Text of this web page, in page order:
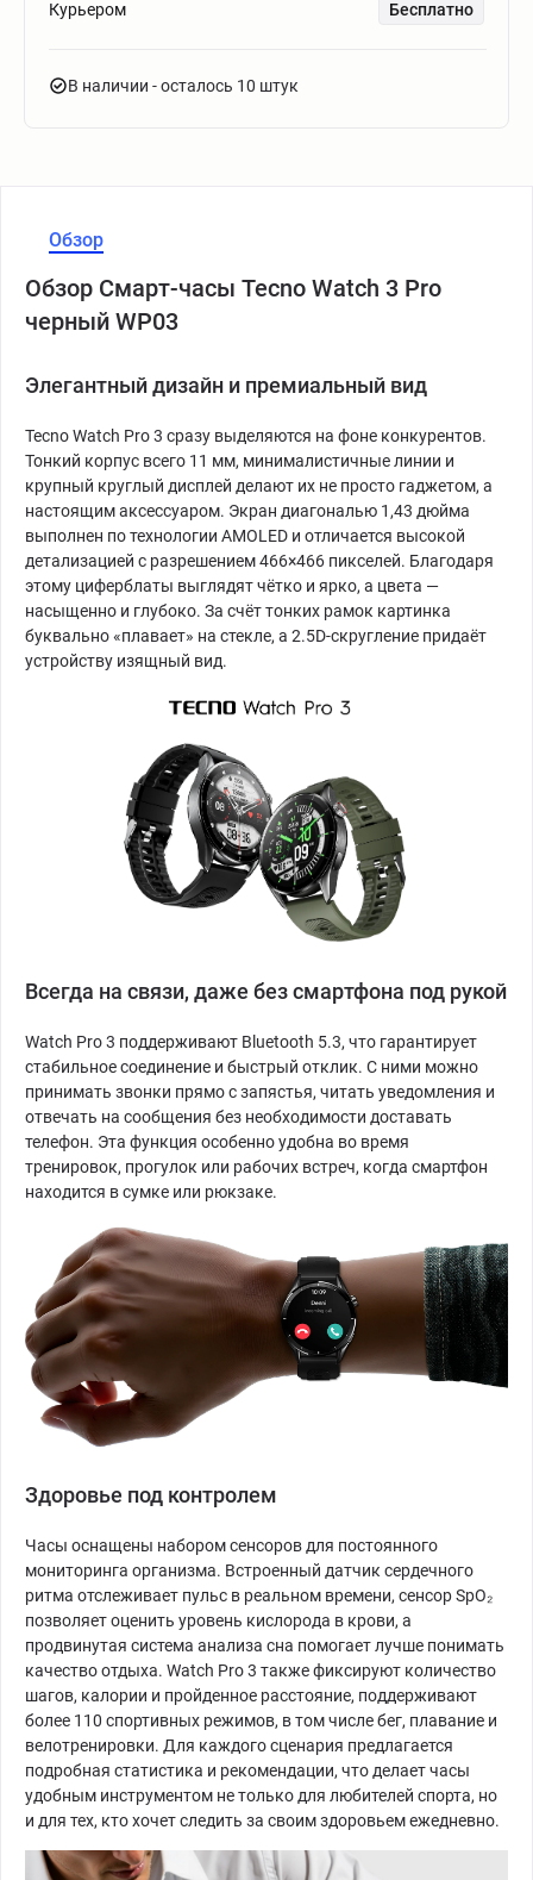
Курьером Бесплатно
В наличии - осталось 10 штук
Обзор
Обзор Смарт-часы Tecno Watch 3 Pro
черный WP03
Элегантный дизайн и премиальный вид
Tecno Watch Pro 3 сразу выделяются на фоне конкурентов.
Тонкий корпус всего 11 мм, минималистичные линии и
крупный круглый дисплей делают их не просто гаджетом, а
настоящим аксессуаром. Экран диагональю 1,43 дюйма
выполнен по технологии AMOLED и отличается высокой
детализацией с разрешением 466×466 пикселей. Благодаря
этому циферблаты выглядят чётко и ярко, а цвета —
насыщенно и глубоко. За счёт тонких рамок картинка
буквально «плавает» на стекле, а 2.5D-скругление придаёт
устройству изящный вид.
Всегда на связи, даже без смартфона под рукой
Watch Pro 3 поддерживают Bluetooth 5.3, что гарантирует
стабильное соединение и быстрый отклик. С ними можно
принимать звонки прямо с запястья, читать уведомления и
отвечать на сообщения без необходимости доставать
телефон. Эта функция особенно удобна во время
тренировок, прогулок или рабочих встреч, когда смартфон
находится в сумке или рюкзаке.
Здоровье под контролем
Часы оснащены набором сенсоров для постоянного
мониторинга организма. Встроенный датчик сердечного
ритма отслеживает пульс в реальном времени, сенсор SpO₂
позволяет оценить уровень кислорода в крови, а
продвинутая система анализа сна помогает лучше понимать
качество отдыха. Watch Pro 3 также фиксируют количество
шагов, калории и пройденное расстояние, поддерживают
более 110 спортивных режимов, в том числе бег, плавание и
велотренировки. Для каждого сценария предлагается
подробная статистика и рекомендации, что делает часы
удобным инструментом не только для любителей спорта, но
и для тех, кто хочет следить за своим здоровьем ежедневно.